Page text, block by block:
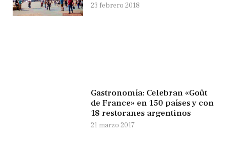
23 febrero 2018
Gastronomía: Celebran «Goût
de France» en 150 países y con
18 restoranes argentinos
21 marzo 2017